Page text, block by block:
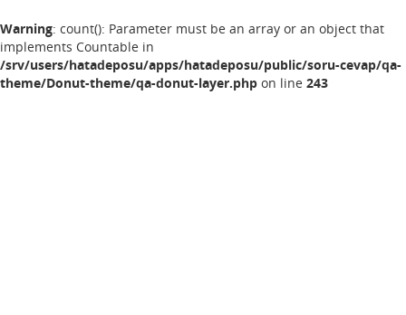
Warning: count(): Parameter must be an array or an object that
implements Countable in
/srv/users/hatadeposu/apps/hatadeposu/public/soru-cevap/qa-
theme/Donut-theme/qa-donut-layer.php on line 243